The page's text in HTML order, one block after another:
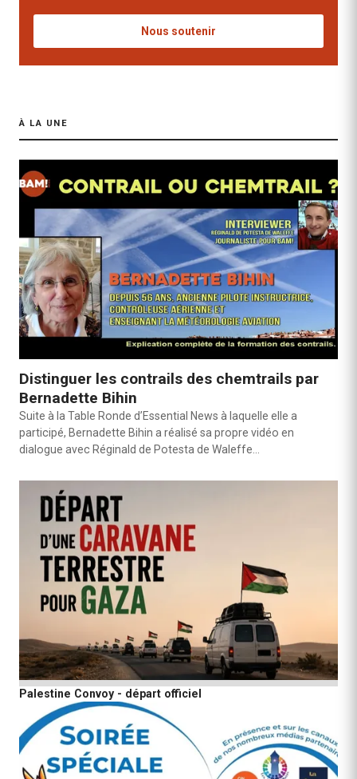
Nous soutenir
À LA UNE
Distinguer les contrails des chemtrails par
Bernadette Bihin
Suite à la Table Ronde d’Essential News à laquelle elle a
participé, Bernadette Bihin a réalisé sa propre vidéo en
dialogue avec Réginald de Potesta de Waleffe…
Palestine Convoy - départ officiel